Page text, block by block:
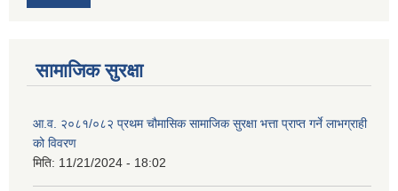
सामाजिक सुरक्षा
आ.व. २०८१/०८२ प्रथम चौमासिक सामाजिक सुरक्षा भत्ता प्राप्त गर्ने लाभग्राही
को विवरण
मिति: 11/21/2024 - 18:02